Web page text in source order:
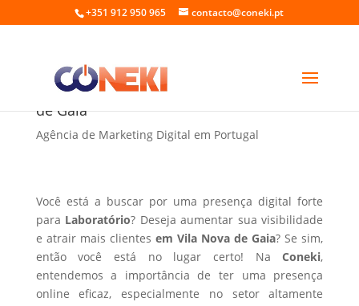
+351 912 950 965 contacto@coneki.pt
Criar site para Laboratório em Vila Nova
de Gaia
Agência de Marketing Digital em Portugal
Você está a buscar por uma presença digital forte
para Laboratório? Deseja aumentar sua visibilidade
e atrair mais clientes em Vila Nova de Gaia? Se sim,
então você está no lugar certo! NaConeki,
entendemos a importância de ter uma presença
online eficaz, especialmente no setor altamente